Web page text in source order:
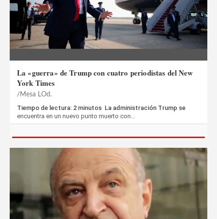
La «guerra» de Trump con cuatro periodistas del New
York Times
Mesa LOd.
Tiempo de lectura: 2 minutos La administración Trump se
encuentra en un nuevo punto muerto con…